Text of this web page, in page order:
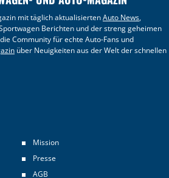
mit täglich aktualisiertenAuto News,
Berichten und der streng geheimen
Community für echte Auto-Fans und
über Neuigkeiten aus der Welt der schnellen
Mission
Presse
AGB